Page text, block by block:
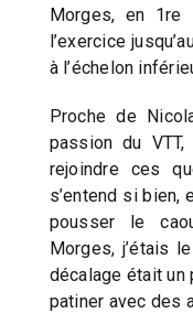
Morges, en
l’exercice
à l’échelon
Proche de
passion du
rejoindre ces
s’entend si bien,
pousser le
Morges, j’étais
décalage était un
patiner avec des